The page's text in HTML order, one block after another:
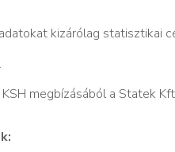
kizárólag statisztikai
megbízásából a Statek